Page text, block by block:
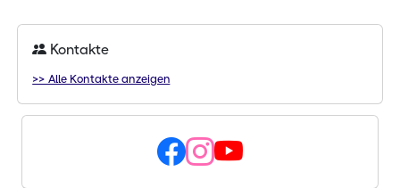
Kontakte
>> Alle Kontakte anzeigen